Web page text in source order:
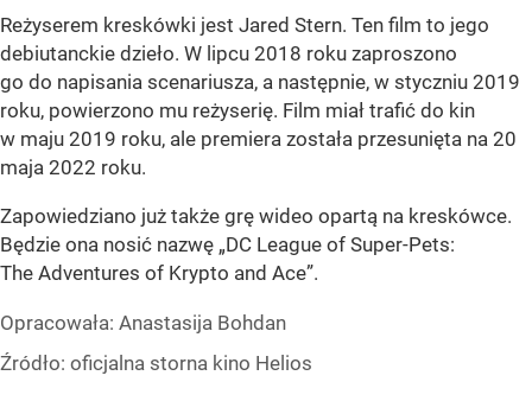
Reżyserem kreskówki jest Jared Stern. Ten film to jego
debiutanckie dzieło. W lipcu 2018 roku zaproszono
go do napisania scenariusza, a następnie, w styczniu 2019
roku, powierzono mu reżyserię. Film miał trafić do kin
w maju 2019 roku, ale premiera została przesunięta na 20
maja 2022 roku.
Zapowiedziano już także grę wideo opartą na kreskówce.
Będzie ona nosić nazwę „DC League of Super-Pets:
The Adventures of Krypto and Ace”.
Opracowała: Anastasija Bohdan
Źródło: oficjalna storna kino Helios